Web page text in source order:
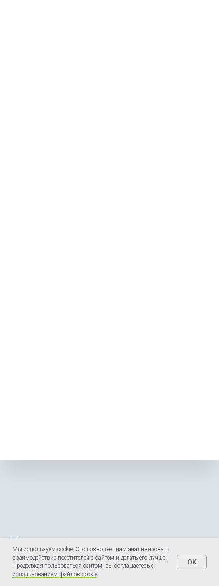
Мы используем cookie. Это позволяет нам анализировать
взаимодействие посетителей с сайтом и делать его лучше.
Продолжая пользоваться сайтом, вы соглашаетесь с
использованием файлов cookie.
OK
Реализованные
проекты